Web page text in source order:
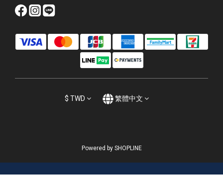
$ TWD 繁體中文
Powered by SHOPLINE